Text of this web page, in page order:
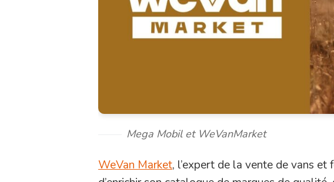
Mega Mobil et WeVanMarket
WeVan Market, l’expert de la vente de vans et